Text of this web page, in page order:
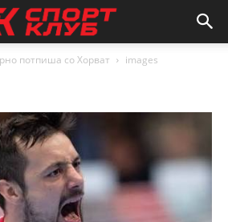
потпиша со Хорват images